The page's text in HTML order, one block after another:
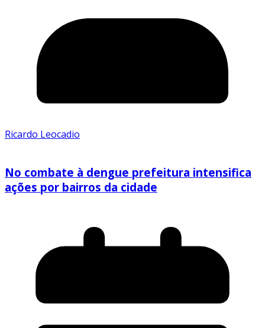
Ricardo Leocadio
No combate à dengue prefeitura intensifica
ações por bairros da cidade